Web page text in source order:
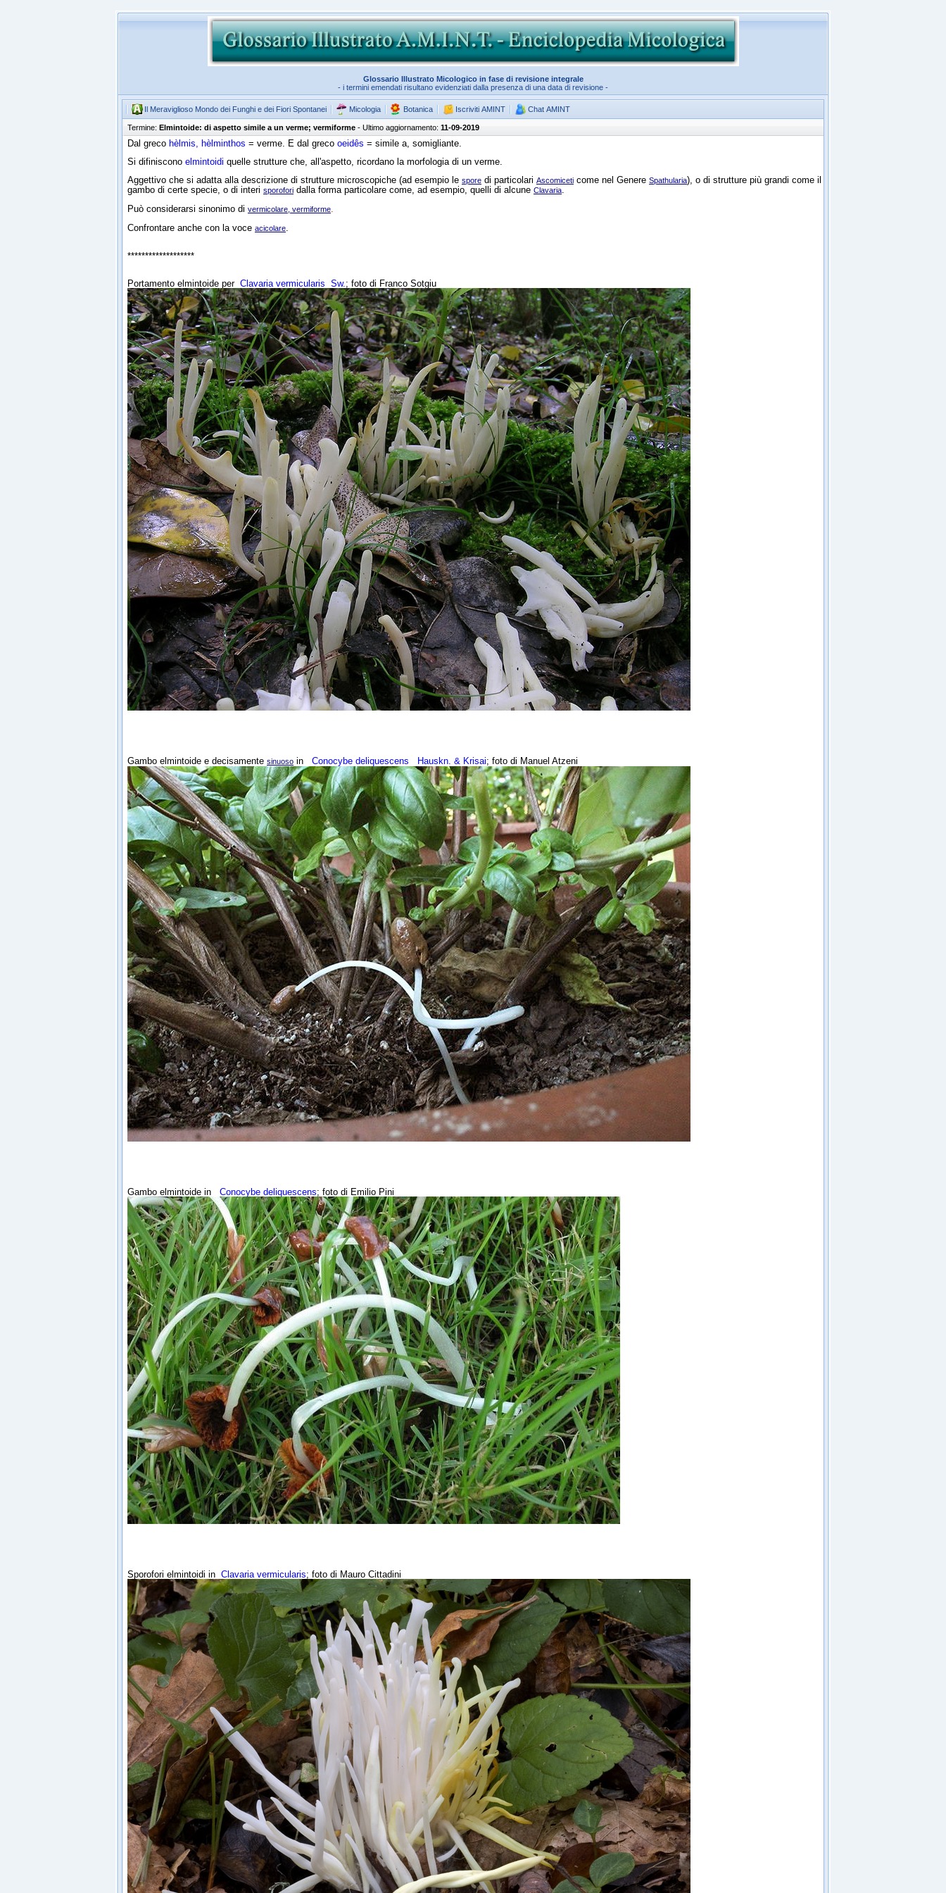
Glossario Illustrato Micologico in fase di revisione integrale
- i termini emendati risultano evidenziati dalla presenza di una data di revisione -
Il Meraviglioso Mondo dei Funghi e dei Fiori Spontanei Micologia Botanica Iscriviti AMINT Chat AMINT
Termine: Elmintoide: di aspetto simile a un verme; vermiforme - Ultimo aggiornamento: 11-09-2019
Dal greco hèlmis, hèlminthos = verme. E dal greco oeidês = simile a, somigliante.
Si difiniscono elmintoidi quelle strutture che, all'aspetto, ricordano la morfologia di un verme.
Aggettivo che si adatta alla descrizione di strutture microscopiche (ad esempio le spore di particolari Ascomiceti come nel Genere Spathularia), o di strutture più grandi come il
gambo di certe specie, o di interi sporofori dalla forma particolare come, ad esempio, quelli di alcune Clavaria.
Può considerarsi sinonimo di vermicolare, vermiforme.
Confrontare anche con la voce acicolare.
*******************
Portamento elmintoide per Clavaria vermicularis Sw.; foto di Franco Sotgiu
Gambo elmintoide e decisamente sinuoso in Conocybe deliquescens Hauskn. & Krisai; foto di Manuel Atzeni
Gambo elmintoide in Conocybe deliquescens; foto di Emilio Pini
Sporofori elmintoidi in Clavaria vermicularis; foto di Mauro Cittadini